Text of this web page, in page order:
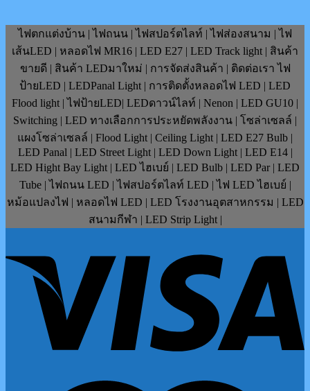
ไฟตกแต่งบ้าน | ไฟถนน | ไฟสปอร์ตไลท์ | ไฟส่องสนาม | ไฟ
เส้นLED | หลอดไฟ MR16 | LED E27 | LED Track light | สินค้า
ขายดี | สินค้า LEDมาใหม่ | การจัดส่งสินค้า | ติดต่อเรา ไฟ
ป้ายLED | LEDPanal Light | การติดตั้งหลอดไฟ LED | LED
Flood light | ไฟป้ายLED| LEDดาวน์ไลท์ | Nenon | LED GU10 |
Switching | LED ทางเลือกการประหยัดพลังงาน | โซล่าเซลล์ |
แผงโซล่าเซลล์ | Flood Light | Ceiling Light | LED E27 Bulb |
LED Panal | LED Street Light | LED Down Light | LED E14 |
LED Hight Bay Light | LED ไฮเบย์ | LED Bulb | LED Par | LED
Tube | ไฟถนน LED | ไฟสปอร์ตไลท์ LED | ไฟ LED ไฮเบย์ |
หม้อแปลงไฟ | หลอดไฟ LED | LED โรงงานอุตสาหกรรม | LED
สนามกีฬา | LED Strip Light |